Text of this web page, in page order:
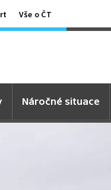
Vše o ČT
Náročné situace